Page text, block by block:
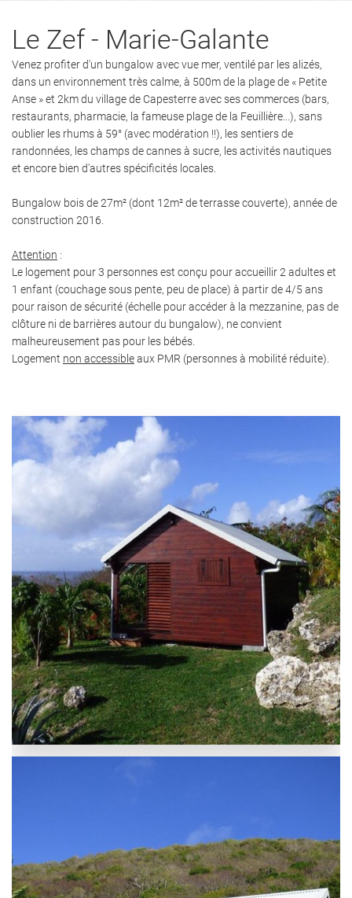
Le Zef- Marie-Galante
Venez profiter d'un bungalow avec vue mer, ventilé par les alizés,
dans un environnement très calme, à 500m de la plage de « Petite
Anse » et 2km du village de Capesterre avec ses commerces (bars,
restaurants, pharmacie, la fameuse plage de la Feuillière...), sans
oublier les rhums à 59° (avec modération !!), les sentiers de
randonnées, les champs de cannes à sucre, les activités nautiques
et encore bien d'autres spécificités locales.
Bungalow bois de 27m² (dont 12m² de terrasse couverte), année de
construction 2016.
Attention :
Le logement pour 3 personnes est conçu pour accueillir 2 adultes et
1 enfant (couchage sous pente, peu de place) à partir de 4/5 ans
pour raison de sécurité (échelle pour accéder à la mezzanine, pas de
clôture ni de barrières autour du bungalow), ne convient
malheureusement pas pour les bébés.
Logement non accessibleaux PMR (personnes à mobilité réduite).